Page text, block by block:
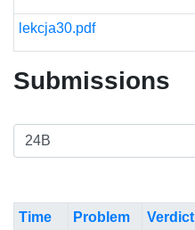
lekcja30.pdf
Submissions
Time Problem Verdict